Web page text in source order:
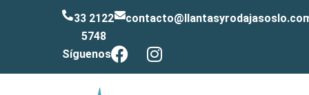
33 2122
5748
Síguenos